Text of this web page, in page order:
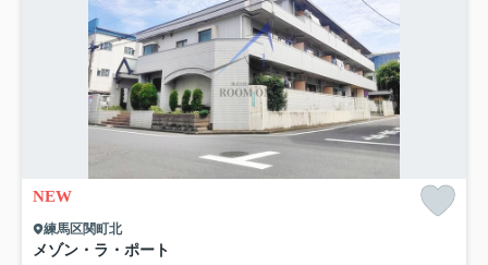
NEW
練馬区関町北
メゾン・ラ・ポート